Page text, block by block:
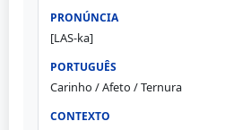
[LAS-ka]
Carinho / Afeto / Ternura